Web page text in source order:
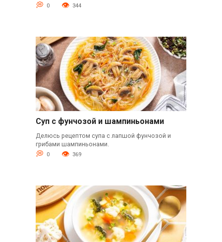
0 344
Суп с фунчозой и шампиньонами
Делюсь рецептом супа с лапшой фунчозой и
грибами шампиньонами.
0 369